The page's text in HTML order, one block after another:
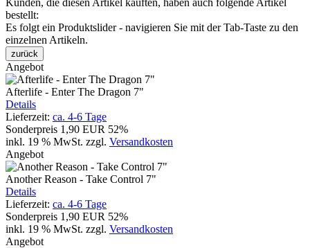
bestellt:
Es folgt ein Produktslider - navigieren Sie mit der Tab-Taste zu den
einzelnen Artikeln.
zurück
Angebot
Afterlife - Enter The Dragon 7"
Details
Lieferzeit: ca. 4-6 Tage
Sonderpreis 1,90 EUR 52%
inkl. 19 % MwSt. zzgl. Versandkosten
Angebot
Another Reason - Take Control 7"
Details
Lieferzeit: ca. 4-6 Tage
Sonderpreis 1,90 EUR 52%
inkl. 19 % MwSt. zzgl. Versandkosten
Angebot